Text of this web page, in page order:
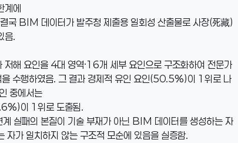
계에
국 BIM 데이터가 발주청 제출용 일회성 산출물로 사장(死藏)
음.
해 요인을 4대 영역·16개 세부 요인으로 구조화하여 전문가
수행하였음. 그 결과 경제적 유인 요인(50.5%)이 1위로 나
중에서는
이 1위로 도출됨.
실패의 본질이 기술 부재가 아닌 BIM 데이터를 생성하는 자
자가 일치하지 않는 구조적 모순에 있음을 실증함.